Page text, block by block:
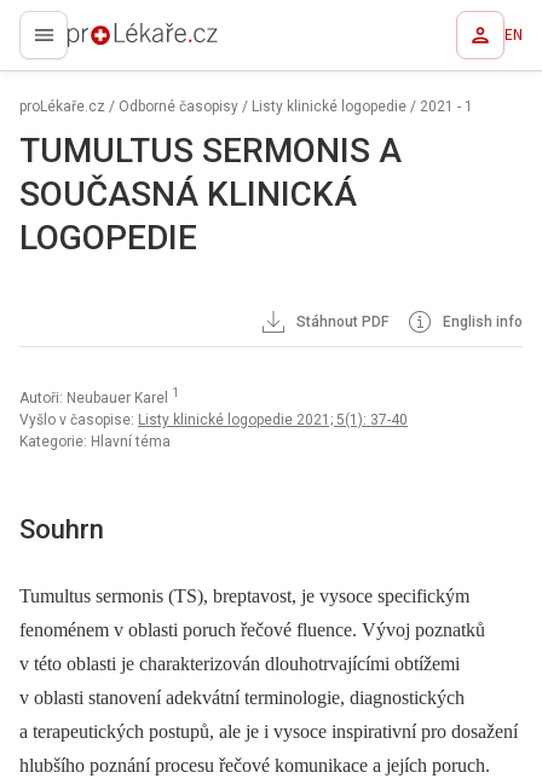
proLékaře.cz EN
proLékaře.cz / Odborné časopisy / Listy klinické logopedie / 2021 - 1
TUMULTUS SERMONIS A
SOUČASNÁ KLINICKÁ
LOGOPEDIE
Stáhnout PDF English info
Autoři: Neubauer Karel 1
Vyšlo v časopise: Listy klinické logopedie 2021; 5(1): 37-40
Kategorie: Hlavní téma
Souhrn
Tumultus sermonis (TS), breptavost, je vysoce specifickým
fenoménem v oblasti poruch řečové fluence. Vývoj poznatků
v této oblasti je charakterizován dlouhotrvajícími obtížemi
v oblasti stanovení adekvátní terminologie, diagnostických
a terapeutických postupů, ale je i vysoce inspirativní pro dosažení
hlubšího poznání procesu řečové komunikace a jejích poruch.